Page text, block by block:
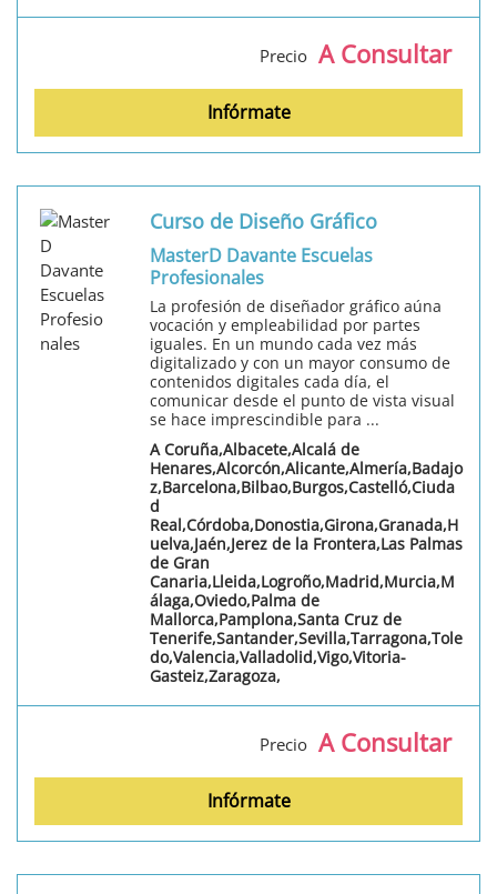
Precio A Consultar
Infórmate
Curso de Diseño Gráfico
MasterD Davante Escuelas
Profesionales
La profesión de diseñador gráfico aúna
vocación y empleabilidad por partes
iguales. En un mundo cada vez más
digitalizado y con un mayor consumo de
contenidos digitales cada día, el
comunicar desde el punto de vista visual
se hace imprescindible para ...
A Coruña,Albacete,Alcalá de
Henares,Alcorcón,Alicante,Almería,Badajo
z,Barcelona,Bilbao,Burgos,Castelló,Ciuda
d
Real,Córdoba,Donostia,Girona,Granada,H
uelva,Jaén,Jerez de la Frontera,Las Palmas
de Gran
Canaria,Lleida,Logroño,Madrid,Murcia,M
álaga,Oviedo,Palma de
Mallorca,Pamplona,Santa Cruz de
Tenerife,Santander,Sevilla,Tarragona,Tole
do,Valencia,Valladolid,Vigo,Vitoria-
Gasteiz,Zaragoza,
Precio A Consultar
Infórmate